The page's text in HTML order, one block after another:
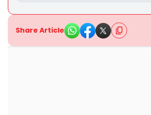
Share Article